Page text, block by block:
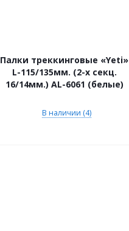
Палки треккинговые «Yeti»
L-115/135мм. (2-х секц.
16/14мм.) AL-6061 (белые)
В наличии (4)